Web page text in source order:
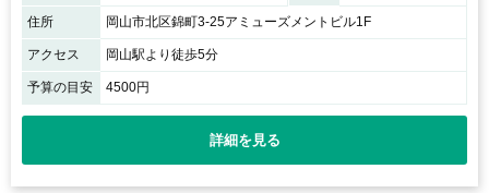
住所 岡山市北区錦町3-25アミューズメントビル1F
アクセス 岡山駅より徒歩5分
予算の目安 4500円
詳細を見る